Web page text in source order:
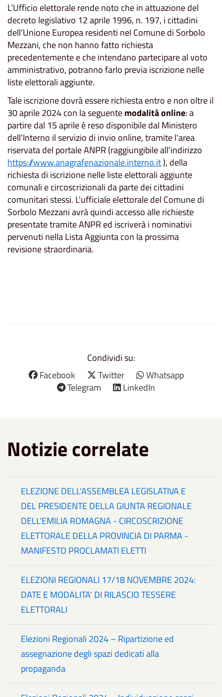
L’Ufficio elettorale rende noto che in attuazione del
decreto legislativo 12 aprile 1996, n. 197, i cittadini
dell’Unione Europea residenti nel Comune di Sorbolo
Mezzani, che non hanno fatto richiesta
precedentemente e che intendano partecipare al voto
amministrativo, potranno farlo previa iscrizione nelle
liste elettorali aggiunte.
Tale iscrizione dovrà essere richiesta entro e non oltre il
30 aprile 2024 con la seguentemodalità online: a
partire dal 15 aprile è reso disponibile dal Ministero
dell’Interno il servizio di invio online, tramite l'area
riservata del portale ANPR (raggiungibile all'indirizzo
https://www.anagrafenazionale.interno.it), della
richiesta di iscrizione nelle liste elettorali aggiunte
comunali e circoscrizionali da parte dei cittadini
comunitari stessi. L'ufficiale elettorale del Comune di
Sorbolo Mezzani avrà quindi accesso alle richieste
presentate tramite ANPR ed iscriverà i nominativi
pervenuti nella Lista Aggiunta con la prossima
revisione straordinaria.
Condividi su:
Facebook
Twitter
Whatsapp
Telegram
LinkedIn
Notizie correlate
ELEZIONE DELL'ASSEMBLEA LEGISLATIVA E
DEL PRESIDENTE DELLA GIUNTA REGIONALE
DELL'EMILIA ROMAGNA - CIRCOSCRIZIONE
ELETTORALE DELLA PROVINCIA DI PARMA -
MANIFESTO PROCLAMATI ELETTI
ELEZIONI REGIONALI 17/18 NOVEMBRE 2024:
DATE E MODALITA' DI RILASCIO TESSERE
ELETTORALI
Elezioni Regionali 2024 – Ripartizione ed
assegnazione degli spazi dedicati alla
propaganda